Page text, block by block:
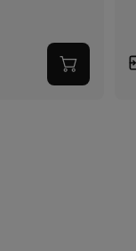
Adicionar
ao